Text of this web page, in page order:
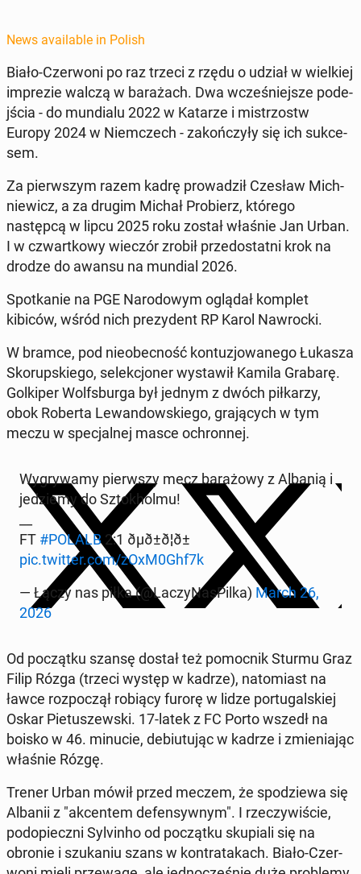
News available in Polish
Biało-Cz­er­woni po raz trzeci z rzędu o udział w wielkiej
im­prezie walczą w barażach. Dwa wcześniejsze pode­
jś­cia - do mundi­alu 2022 w Katarze i mis­tr­zostw
Europy 2024 w Niem­czech - za­kończyły się ich sukce­
sem.
Za pier­wszym razem kadrę prowadz­ił Czesław Mich­
niewicz, a za drugim Michał Pro­bierz, którego
następcą w lipcu 2025 roku został właśnie Jan Urban.
I w czwartkowy wieczór zrobił prze­dostat­ni krok na
drodze do awansu na mundial 2026.
Spotkanie na PGE Nar­o­dowym oglądał komplet
kibiców, wśród nich prezy­dent RP Karol Nawroc­ki.
W bramce, pod nieobec­ność kon­tuzjowanego Łukasza
Sko­rup­skiego, se­lekcjon­er wys­taw­ił Kamila Grabarę.
Golkiper Wolfs­bur­ga był jednym z dwóch piłkarzy,
obok Roberta Lewandowskiego, gra­ją­cych w tym
meczu w spec­jal­nej masce ochron­nej.
Wygry­wamy pier­wszy mecz barażowy z Albanią i
jedziemy do Sz­tokhol­mu!
FT #POLALB2:1 ðµð±ð¦ð±
pic.twitter.com/zOxM0Ghf7k
— Łączy nas piłka (@Laczy­NasPilka) March 26,
2026
Od początku szansę dostał też po­moc­nik Sturmu Graz
Filip Rózga (trzeci występ w kadrze), nato­mi­ast na
ławce rozpoczął robiący furorę w lidze por­tu­gal­skiej
Oskar Pietuszews­ki. 17-latek z FC Porto wszedł na
boisko w 46. minucie, de­bi­u­tu­jąc w kadrze i zmieni­a­jąc
właśnie Rózgę.
Trener Urban mówił przed meczem, że spodziewa się
Albanii z "ak­cen­tem de­fen­sy­wnym". I rzeczy­wiś­cie,
podopieczni Sylv­in­ho od początku sku­pi­ali się na
obronie i szuka­niu szans w kon­tratakach. Biało-Cz­er­